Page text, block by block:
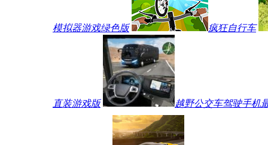
模拟器游戏绿色版 疯狂自行车
直装游戏版 越野公交车驾驶手机